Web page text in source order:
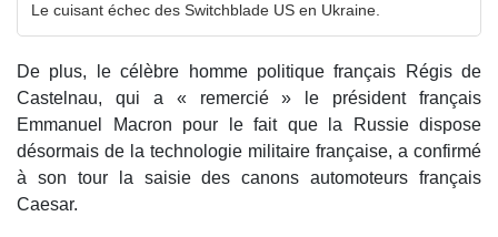
Le cuisant échec des Switchblade US en Ukraine.
De plus, le célèbre homme politique français Régis de
Castelnau, qui a « remercié » le président français
Emmanuel Macron pour le fait que la Russie dispose
désormais de la technologie militaire française, a confirmé
à son tour la saisie des canons automoteurs français
Caesar.